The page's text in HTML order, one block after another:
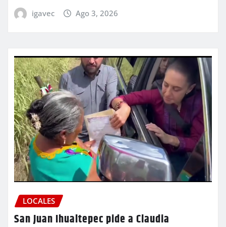
igavec Ago 3, 2026
LOCALES
San Juan Ihualtepec pide a Claudia